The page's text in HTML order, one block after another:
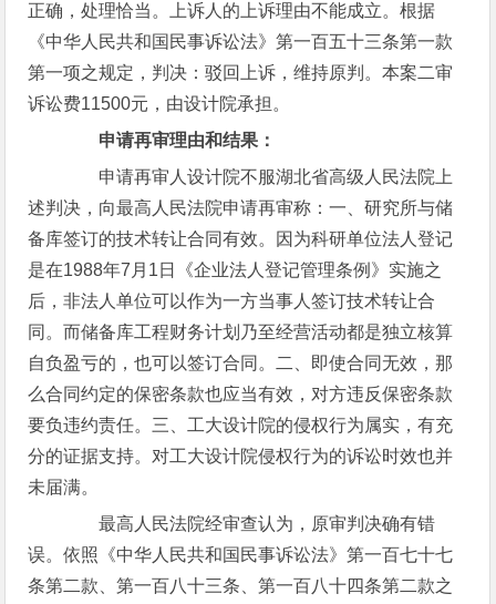
正确，处理恰当。上诉人的上诉理由不能成立。根据
《中华人民共和国民事诉讼法》第一百五十三条第一款
第一项之规定，判决：驳回上诉，维持原判。本案二审
诉讼费11500元，由设计院承担。
申请再审理由和结果：
申请再审人设计院不服湖北省高级人民法院上
述判决，向最高人民法院申请再审称：一、研究所与储
备库签订的技术转让合同有效。因为科研单位法人登记
是在1988年7月1日《企业法人登记管理条例》实施之
后，非法人单位可以作为一方当事人签订技术转让合
同。而储备库工程财务计划乃至经营活动都是独立核算
自负盈亏的，也可以签订合同。二、即使合同无效，那
么合同约定的保密条款也应当有效，对方违反保密条款
要负违约责任。三、工大设计院的侵权行为属实，有充
分的证据支持。对工大设计院侵权行为的诉讼时效也并
未届满。
最高人民法院经审查认为，原审判决确有错
误。依照《中华人民共和国民事诉讼法》第一百七十七
条第二款、第一百八十三条、第一百八十四条第二款之